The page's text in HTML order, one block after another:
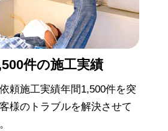
件の施工実績
頼施工実績年間1,500件を突
様のトラブルを解決させて